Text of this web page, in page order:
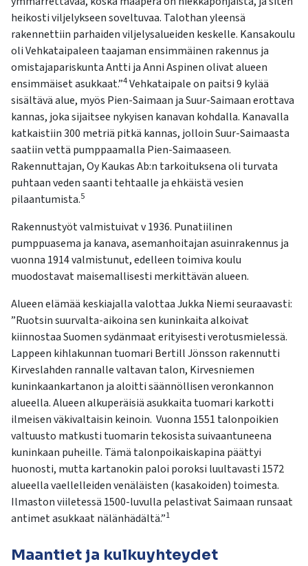
heikosti viljelykseen soveltuvaa. Talothan yleensä
rakennettiin parhaiden viljelysalueiden keskelle. Kansakoulu
oli Vehkataipaleen taajaman ensimmäinen rakennus ja
omistajapariskunta Antti ja Anni Aspinen olivat alueen
ensimmäiset asukkaat.”4Vehkataipale on paitsi 9 kylää
sisältävä alue, myös Pien-Saimaan ja Suur-Saimaan erottava
kannas, joka sijaitsee nykyisen kanavan kohdalla. Kanavalla
katkaistiin 300 metriä pitkä kannas, jolloin Suur-Saimaasta
saatiin vettä pumppaamalla Pien-Saimaaseen.
Rakennuttajan, Oy Kaukas Ab:n tarkoituksena oli turvata
puhtaan veden saanti tehtaalle ja ehkäistä vesien
pilaantumista.5
Rakennustyöt valmistuivat v 1936. Punatiilinen
pumppuasema ja kanava, asemanhoitajan asuinrakennus ja
vuonna 1914 valmistunut, edelleen toimiva koulu
muodostavat maisemallisesti merkittävän alueen.
Alueen elämää keskiajalla valottaa Jukka Niemi seuraavasti:
”Ruotsin suurvalta-aikoina sen kuninkaita alkoivat
kiinnostaa Suomen sydänmaat erityisesti verotusmielessä.
Lappeen kihlakunnan tuomari Bertill Jönsson rakennutti
Kirveslahden rannalle valtavan talon, Kirvesniemen
kuninkaankartanon ja aloitti säännöllisen veronkannon
alueella. Alueen alkuperäisiä asukkaita tuomari karkotti
ilmeisen väkivaltaisin keinoin. Vuonna 1551 talonpoikien
valtuusto matkusti tuomarin tekosista suivaantuneena
kuninkaan puheille. Tämä talonpoikaiskapina päättyi
huonosti, mutta kartanokin paloi poroksi luultavasti 1572
alueella vaellelleiden venäläisten (kasakoiden) toimesta.
Ilmaston viiletessä 1500-luvulla pelastivat Saimaan runsaat
antimet asukkaat nälänhädältä.”1
Maantiet ja kulkuyhteydet